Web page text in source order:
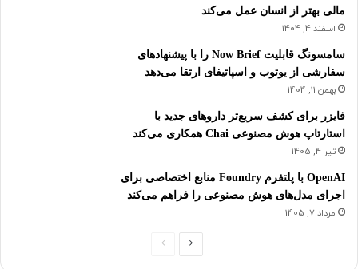
مالی بهتر از انسان‌ عمل می‌کند
اسفند 4, 1404
سامسونگ قابلیت Now Brief را با پیشنهادهای
سفارشی از یوتوب و اسپاتیفای ارتقا می‌دهد
بهمن 11, 1404
فایزر برای کشف سریع‌تر داروهای جدید با
استارتاپ هوش مصنوعی Chai همکاری می‌کند
تیر 4, 1405
OpenAI با پلتفرم Foundry منابع اختصاصی برای
اجرای مدل‌های هوش مصنوعی را فراهم می‌کند
مرداد 7, 1405